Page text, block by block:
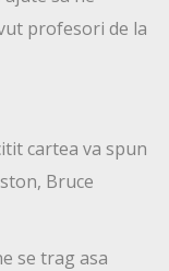
profesori de la
cartea va spun
Bruce
se trag asa